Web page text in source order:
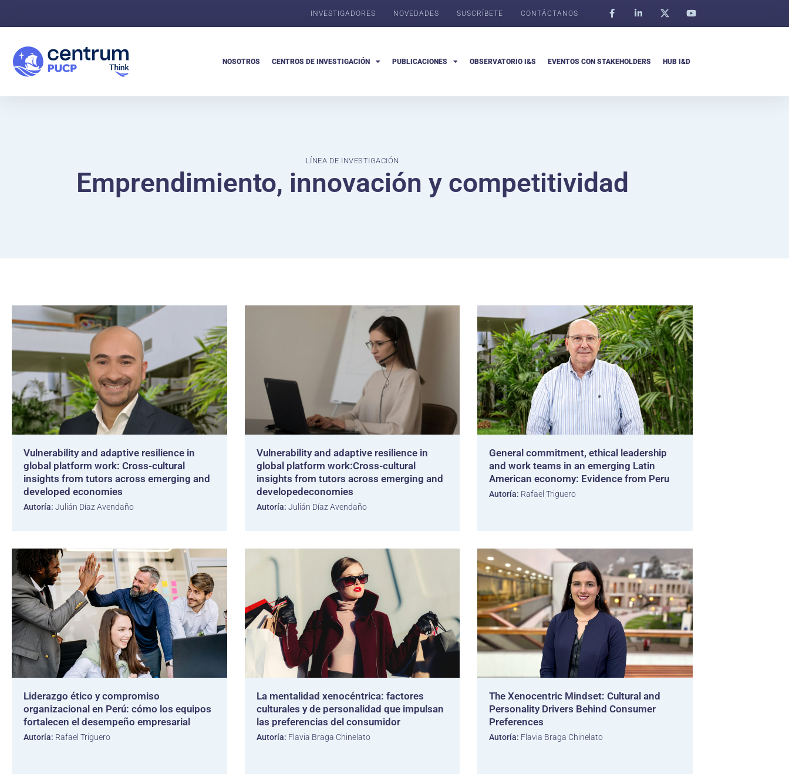
INVESTIGADORES NOVEDADES SUSCRÍBETE CONTÁCTANOS
NOSOTROS CENTROS DE INVESTIGACIÓN PUBLICACIONES OBSERVATORIO I&S EVENTOS CON STAKEHOLDERS HUB I&D
LÍNEA DE INVESTIGACIÓN
Emprendimiento, innovación y competitividad
Vulnerability and adaptive resilience in
global platform work: Cross-cultural
insights from tutors across emerging and
developed economies
Autoría: Julián Díaz Avendaño
Vulnerability and adaptive resilience in
global platform work:Cross-cultural
insights from tutors across emerging and
developedeconomies
Autoría: Julián Díaz Avendaño
General commitment, ethical leadership
and work teams in an emerging Latin
American economy: Evidence from Peru
Autoría: Rafael Triguero
Liderazgo ético y compromiso
organizacional en Perú: cómo los equipos
fortalecen el desempeño empresarial
Autoría: Rafael Triguero
La mentalidad xenocéntrica: factores
culturales y de personalidad que impulsan
las preferencias del consumidor
Autoría: Flavia Braga Chinelato
The Xenocentric Mindset: Cultural and
Personality Drivers Behind Consumer
Preferences
Autoría: Flavia Braga Chinelato